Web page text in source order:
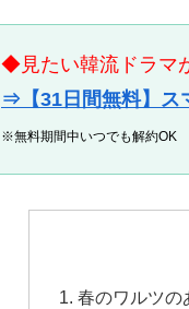
◆見たい韓流ドラマ
⇒【31日間無料】ス
※無料期間中いつでも解約OK
春のワルツの